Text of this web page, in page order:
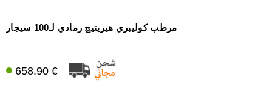
مرطب كوليبري هيريتيج رمادي لـ100 سيجار
658.90 €